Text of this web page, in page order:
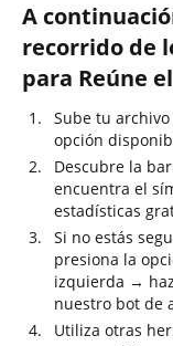
A
recorrido de
para Reúne
Sube tu
opción
Descubre la
encuentra el
estadísticas
Si no estás
presiona la
izquierda →
nuestro bot de
Utiliza otras